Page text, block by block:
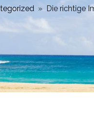
» Die richtige